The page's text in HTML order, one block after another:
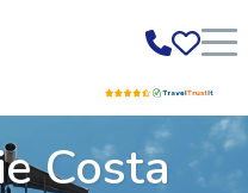
Gratis annuleren
Costa